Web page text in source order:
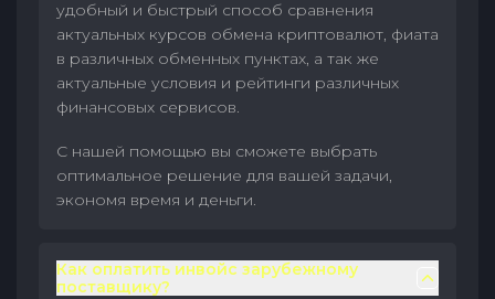
удобный и быстрый способ сравнения
актуальных курсов обмена криптовалют, фиата
в различных обменных пунктах, а так же
актуальные условия и рейтинги различных
финансовых сервисов.
С нашей помощью вы сможете выбрать
оптимальное решение для вашей задачи,
экономя время и деньги.
Как оплатить инвойс зарубежному
поставщику?